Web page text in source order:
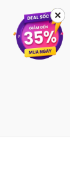
✕